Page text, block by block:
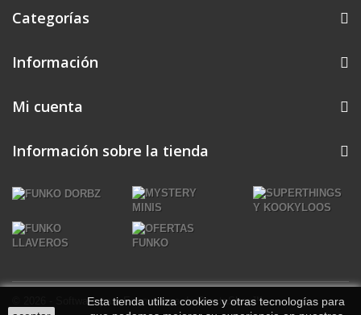
Categorías
Información
© 2026 - Software para Ecommerce de PrestaShop™
Mi cuenta
Información sobre la tienda
Esta tienda utiliza cookies y otras tecnologías para